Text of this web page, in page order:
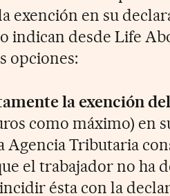
exención en su
indican desde Life
opciones:
la exención
como máximo) en
Agencia Tributaria
el trabajador no ha
ésta con la